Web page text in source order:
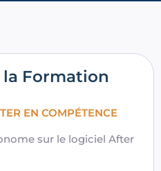
Formation
EN COMPÉTENCE
sur le logiciel After